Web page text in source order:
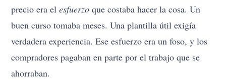
precio era elesfuerzo que costaba hacer la cosa. Un
buen curso tomaba meses. Una plantilla útil exigía
verdadera experiencia. Ese esfuerzo era un foso, y los
compradores pagaban en parte por el trabajo que se
ahorraban.